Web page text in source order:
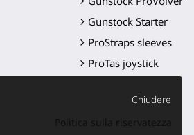
Gunstock Starter
ProStraps sleeves
ProTas joystick
ProSaber lama
Chiudere